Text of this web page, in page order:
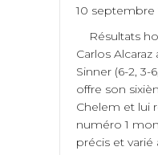
10 septembre
Résultats
Carlos
Sinner (6-2, 3-
offre son
Chelem et lui
numéro 1
précis et varié